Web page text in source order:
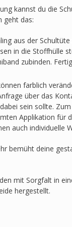
kannst du die
geht das:
aus der Schultüte
in die Stoffhülle
zubinden.
farblich
über das
sein sollte.
Applikation für
auch individuelle
bemüht deine
mit Sorgfalt in
hergestellt.